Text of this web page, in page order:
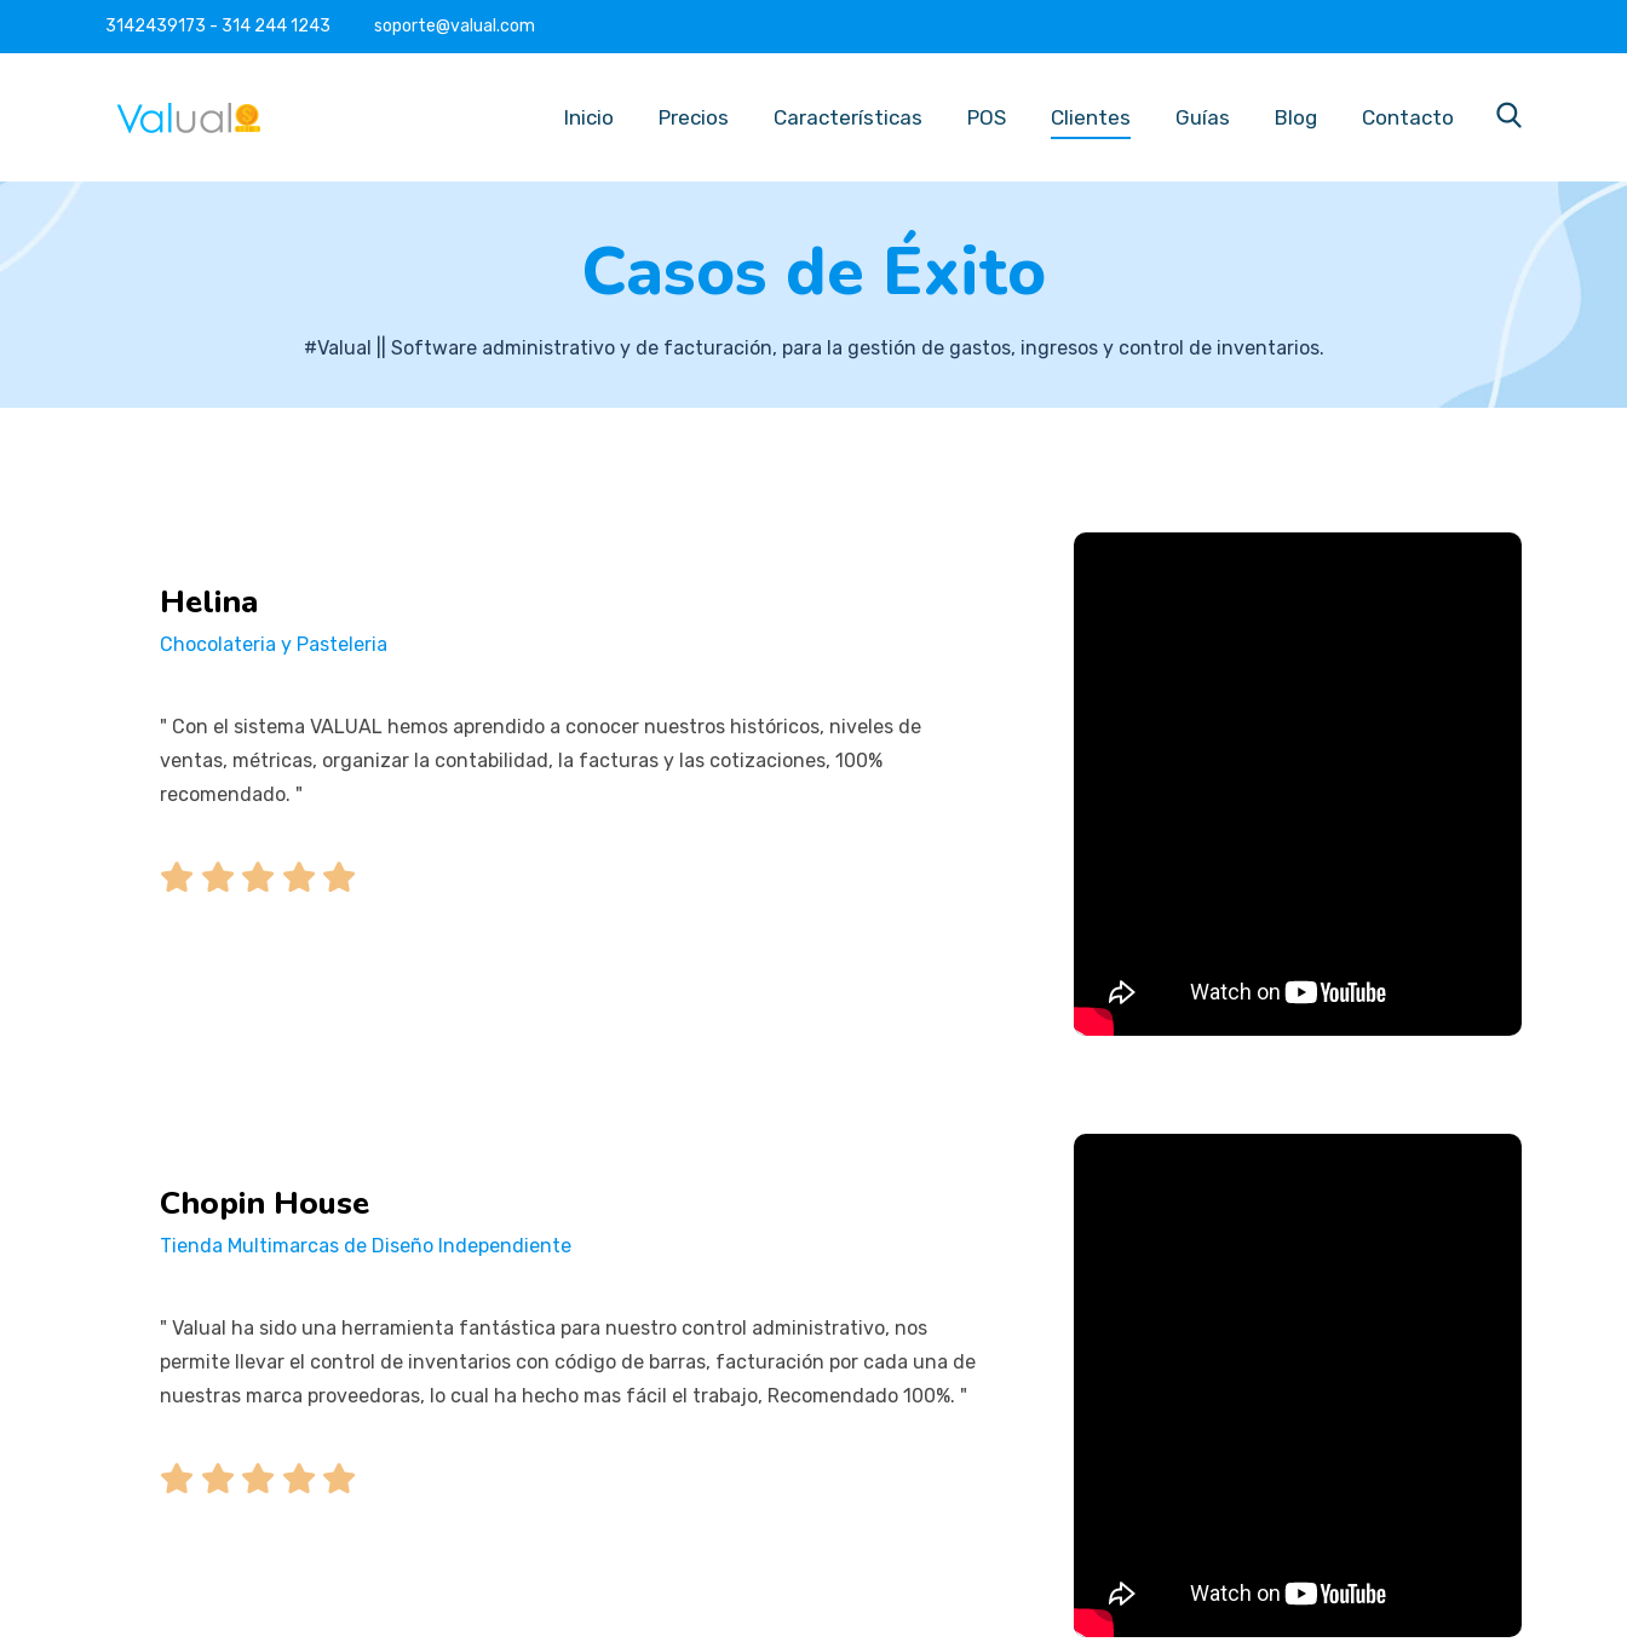
3142439173 - 314 244 1243 soporte@valual.com
Inicio Precios Características POS Clientes Guías Blog Contacto
Casos de Éxito
#Valual || Software administrativo y de facturación, para la gestión de gastos, ingresos y control de inventarios.
Helina
Chocolateria y Pasteleria
" Con el sistema VALUAL hemos aprendido a conocer nuestros históricos, niveles de
ventas, métricas, organizar la contabilidad, la facturas y las cotizaciones, 100%
recomendado. "
Chopin House
Tienda Multimarcas de Diseño Independiente
" Valual ha sido una herramienta fantástica para nuestro control administrativo, nos
permite llevar el control de inventarios con código de barras, facturación por cada una de
nuestras marca proveedoras, lo cual ha hecho mas fácil el trabajo, Recomendado 100%. "